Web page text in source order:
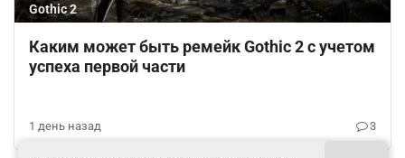
Gothic 2
Каким может быть ремейк Gothic 2 с учетом
успеха первой части
1 день назад 3